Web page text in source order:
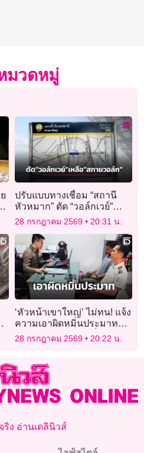
มวดหมู่
ปรับแบบทางเชื่อม “สถานี
หัวหมาก” ตัด “วอล์กเวย์”
เหลือแค่ “สกายวอล์ก”
28 กรกฎาคม 2569 20:31 น.
‘หัวหน้าเขาใหญ่’ ไม่ทน! แจ้ง
ความเอาผิดหมิ่นประมาท
เพจชมรมจิตอาสาเพื่อผู้
พิทักษ์ทรัพยากรประเทศไทย
28 กรกฎาคม 2569 20:22 น.
ริง อ่านเดลินิวส์